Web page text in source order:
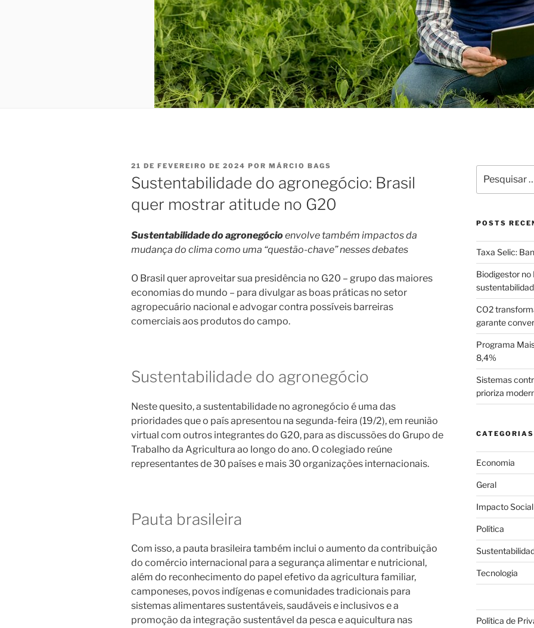
PUBLICADO
EM
21 DE FEVEREIRO DE 2024 POR MÁRCIO BAGS
Sustentabilidade do agronegócio: Brasil
quer mostrar atitude no G20
Sustentabilidade do agronegócioenvolve também impactos da
mudança do clima como uma “questão-chave” nesses debates
O Brasil quer aproveitar sua presidência no G20 – grupo das maiores
economias do mundo – para divulgar as boas práticas no setor
agropecuário nacional e advogar contra possíveis barreiras
comerciais aos produtos do campo.
Sustentabilidade do agronegócio
Neste quesito, a sustentabilidade no agronegócio é uma das
prioridades que o país apresentou na segunda-feira (19/2), em reunião
virtual com outros integrantes do G20, para as discussões do Grupo de
Trabalho da Agricultura ao longo do ano. O colegiado reúne
representantes de 30 países e mais 30 organizações internacionais.
Pauta brasileira
Com isso, a pauta brasileira também inclui o aumento da contribuição
do comércio internacional para a segurança alimentar e nutricional,
além do reconhecimento do papel efetivo da agricultura familiar,
camponeses, povos indígenas e comunidades tradicionais para
sistemas alimentares sustentáveis, saudáveis e inclusivos e a
promoção da integração sustentável da pesca e aquicultura nas
por:
POSTS
Taxa Selic:
Biodigestor no
CO2
garante
Programa
8,4%
Sistemas
prioriza
CATEGORIAS
Economia
Geral
Impacto Social
Política
Tecnologia
Política de